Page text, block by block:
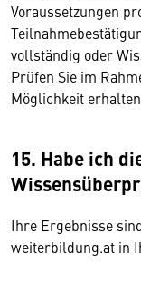
Voraussetzungen
vollständig oder
Prüfen Sie im
Möglichkeit
15. Habe ich
Ihre Ergebnisse
weiterbildung.at in